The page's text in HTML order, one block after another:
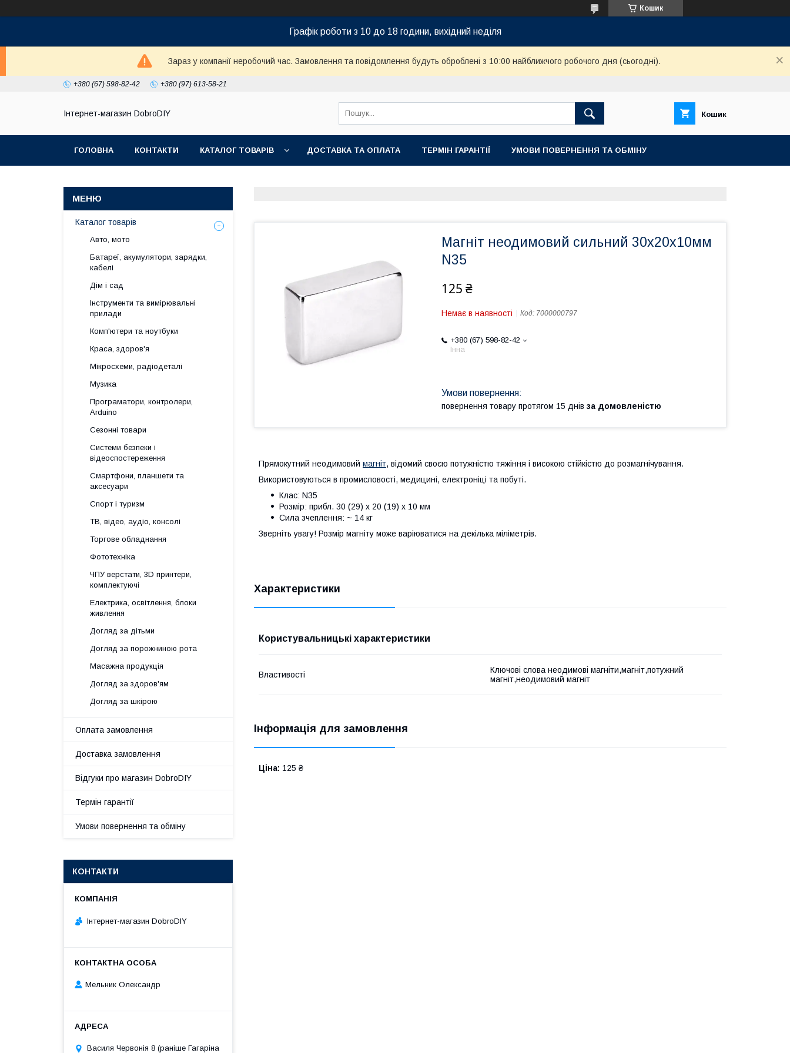
Кошик
Графік роботи з 10 до 18 години, вихідний неділя
Зараз у компанії неробочий час. Замовлення та повідомлення будуть оброблені з 10:00 найближчого робочого дня (сьогодні).
+380 (67) 598-82-42 +380 (97) 613-58-21
Інтернет-магазин DobroDIY Кошик
ГОЛОВНА КОНТАКТИ КАТАЛОГ ТОВАРІВ ДОСТАВКА ТА ОПЛАТА ТЕРМІН ГАРАНТІЇ УМОВИ ПОВЕРНЕННЯ ТА ОБМІНУ
Магніт неодимовий сильний 30х20х10мм
N35
125 ₴
Немає в наявності Код: 7000000797
+380 (67) 598-82-42
Інна
повернення товару протягом 15 днів за домовленістю
Прямокутний неодимовий магніт, відомий своєю потужністю тяжіння і високою стійкістю до розмагнічування.
Використовуються в промисловості, медицині, електроніці та побуті.
Клас: N35
Розмір: прибл. 30 (29) х 20 (19) х 10 мм
Сила зчеплення: ~ 14 кг
Зверніть увагу! Розмір магніту може варіюватися на декілька міліметрів.
Характеристики
Користувальницькі характеристики
Властивості
Ключові слова неодимові магніти,магніт,потужний
магніт,неодимовий магніт
Інформація для замовлення
Ціна: 125 ₴
Каталог товарів
Авто, мото
Батареї, акумулятори, зарядки,
кабелі
Дім і сад
Інструменти та вимірювальні
прилади
Комп'ютери та ноутбуки
Краса, здоров'я
Мікросхеми, радіодеталі
Музика
Програматори, контролери,
Arduino
Сезонні товари
Системи безпеки і
відеоспостереження
Смартфони, планшети та
аксесуари
Спорт і туризм
ТВ, відео, аудіо, консолі
Торгове обладнання
Фототехніка
ЧПУ верстати, 3D принтери,
комплектуючі
Електрика, освітлення, блоки
живлення
Догляд за дітьми
Догляд за порожниною рота
Масажна продукція
Догляд за здоров'ям
Догляд за шкірою
Оплата замовлення
Доставка замовлення
Відгуки про магазин DobroDIY
Термін гарантії
Умови повернення та обміну
КОНТАКТИ
Інтернет-магазин DobroDIY
Мельник Олександр
Василя Червонія 8 (раніше Гагаріна